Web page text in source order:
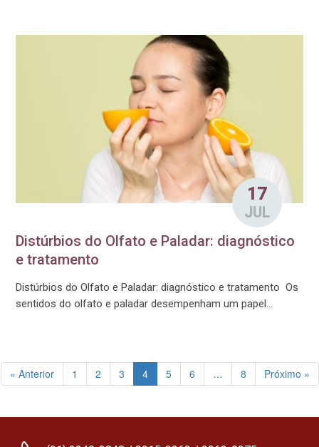
17
JUL
Distúrbios do Olfato e Paladar: diagnóstico
e tratamento
Distúrbios do Olfato e Paladar: diagnóstico e tratamento Os
sentidos do olfato e paladar desempenham um papel...
« Anterior 1 2 3 4 5 6 … 8 Próximo »